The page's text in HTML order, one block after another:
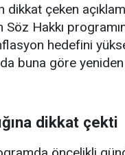
dikkat çeken
Söz Hakkı
hedefini
da buna göre
dikkat çekti